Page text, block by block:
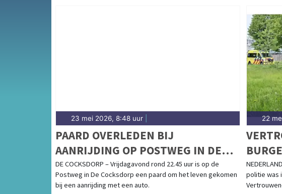
Van incidenten op de Pontweg en de N501 tot meldingen
De Cocksdorp — onze redactie volgt het 112-nieuws op
23 mei 2026, 8:48 uur
PAARD OVERLEDEN BIJ
AANRIJDING OP POSTWEG IN DE
COCKSDORP
DE COCKSDORP – Vrijdagavond rond 22.45 uur is op de
Postweg in De Cocksdorp een paard om het leven gekomen
bij een aanrijding met een auto.
22
politie was